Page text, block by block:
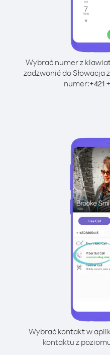
Wybrać numer z
zadzwonić do Słowacja
numer:+421 +
Wybrać kontakt w
kontaktu z